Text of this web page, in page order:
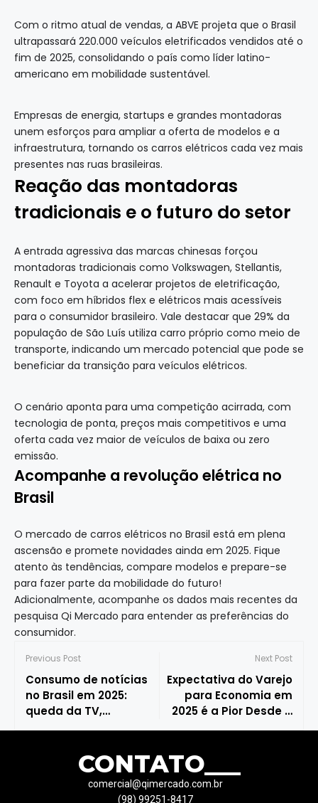
Com o ritmo atual de vendas, a ABVE projeta que o Brasil
ultrapassará 220.000 veículos eletrificados vendidos até o
fim de 2025, consolidando o país como líder latino-
americano em mobilidade sustentável.
Empresas de energia, startups e grandes montadoras
unem esforços para ampliar a oferta de modelos e a
infraestrutura, tornando os carros elétricos cada vez mais
presentes nas ruas brasileiras.
Reação das montadoras
tradicionais e o futuro do setor
A entrada agressiva das marcas chinesas forçou
montadoras tradicionais como Volkswagen, Stellantis,
Renault e Toyota a acelerar projetos de eletrificação,
com foco em híbridos flex e elétricos mais acessíveis
para o consumidor brasileiro. Vale destacar que 29% da
população de São Luís utiliza carro próprio como meio de
transporte, indicando um mercado potencial que pode se
beneficiar da transição para veículos elétricos.
O cenário aponta para uma competição acirrada, com
tecnologia de ponta, preços mais competitivos e uma
oferta cada vez maior de veículos de baixa ou zero
emissão.
Acompanhe a revolução elétrica no
Brasil
O mercado de carros elétricos no Brasil está em plena
ascensão e promete novidades ainda em 2025. Fique
atento às tendências, compare modelos e prepare-se
para fazer parte da mobilidade do futuro!
Adicionalmente, acompanhe os dados mais recentes da
pesquisa Qi Mercado para entender as preferências do
consumidor.
Previous Post
Consumo de notícias
no Brasil em 2025:
queda da TV,
ascensão do digital e
Next Post
Expectativa do Varejo
para Economia em
2025 é a Pior Desde a
Pandemia, Revela CNC
CONTATO___
comercial@qimercado.com.br
(98) 99251-8417